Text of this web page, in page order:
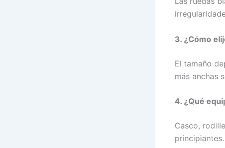
3. ¿Cómo
El tamaño
más anchas
4. ¿Qué
Casco,
principiantes.